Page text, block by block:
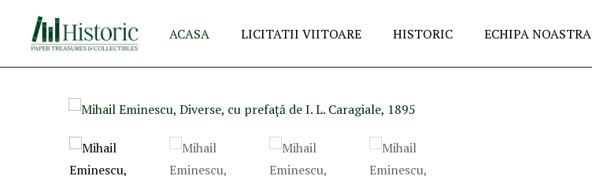
ACASA LICITATII VIITOARE HISTORIC ECHIPA NOASTRA